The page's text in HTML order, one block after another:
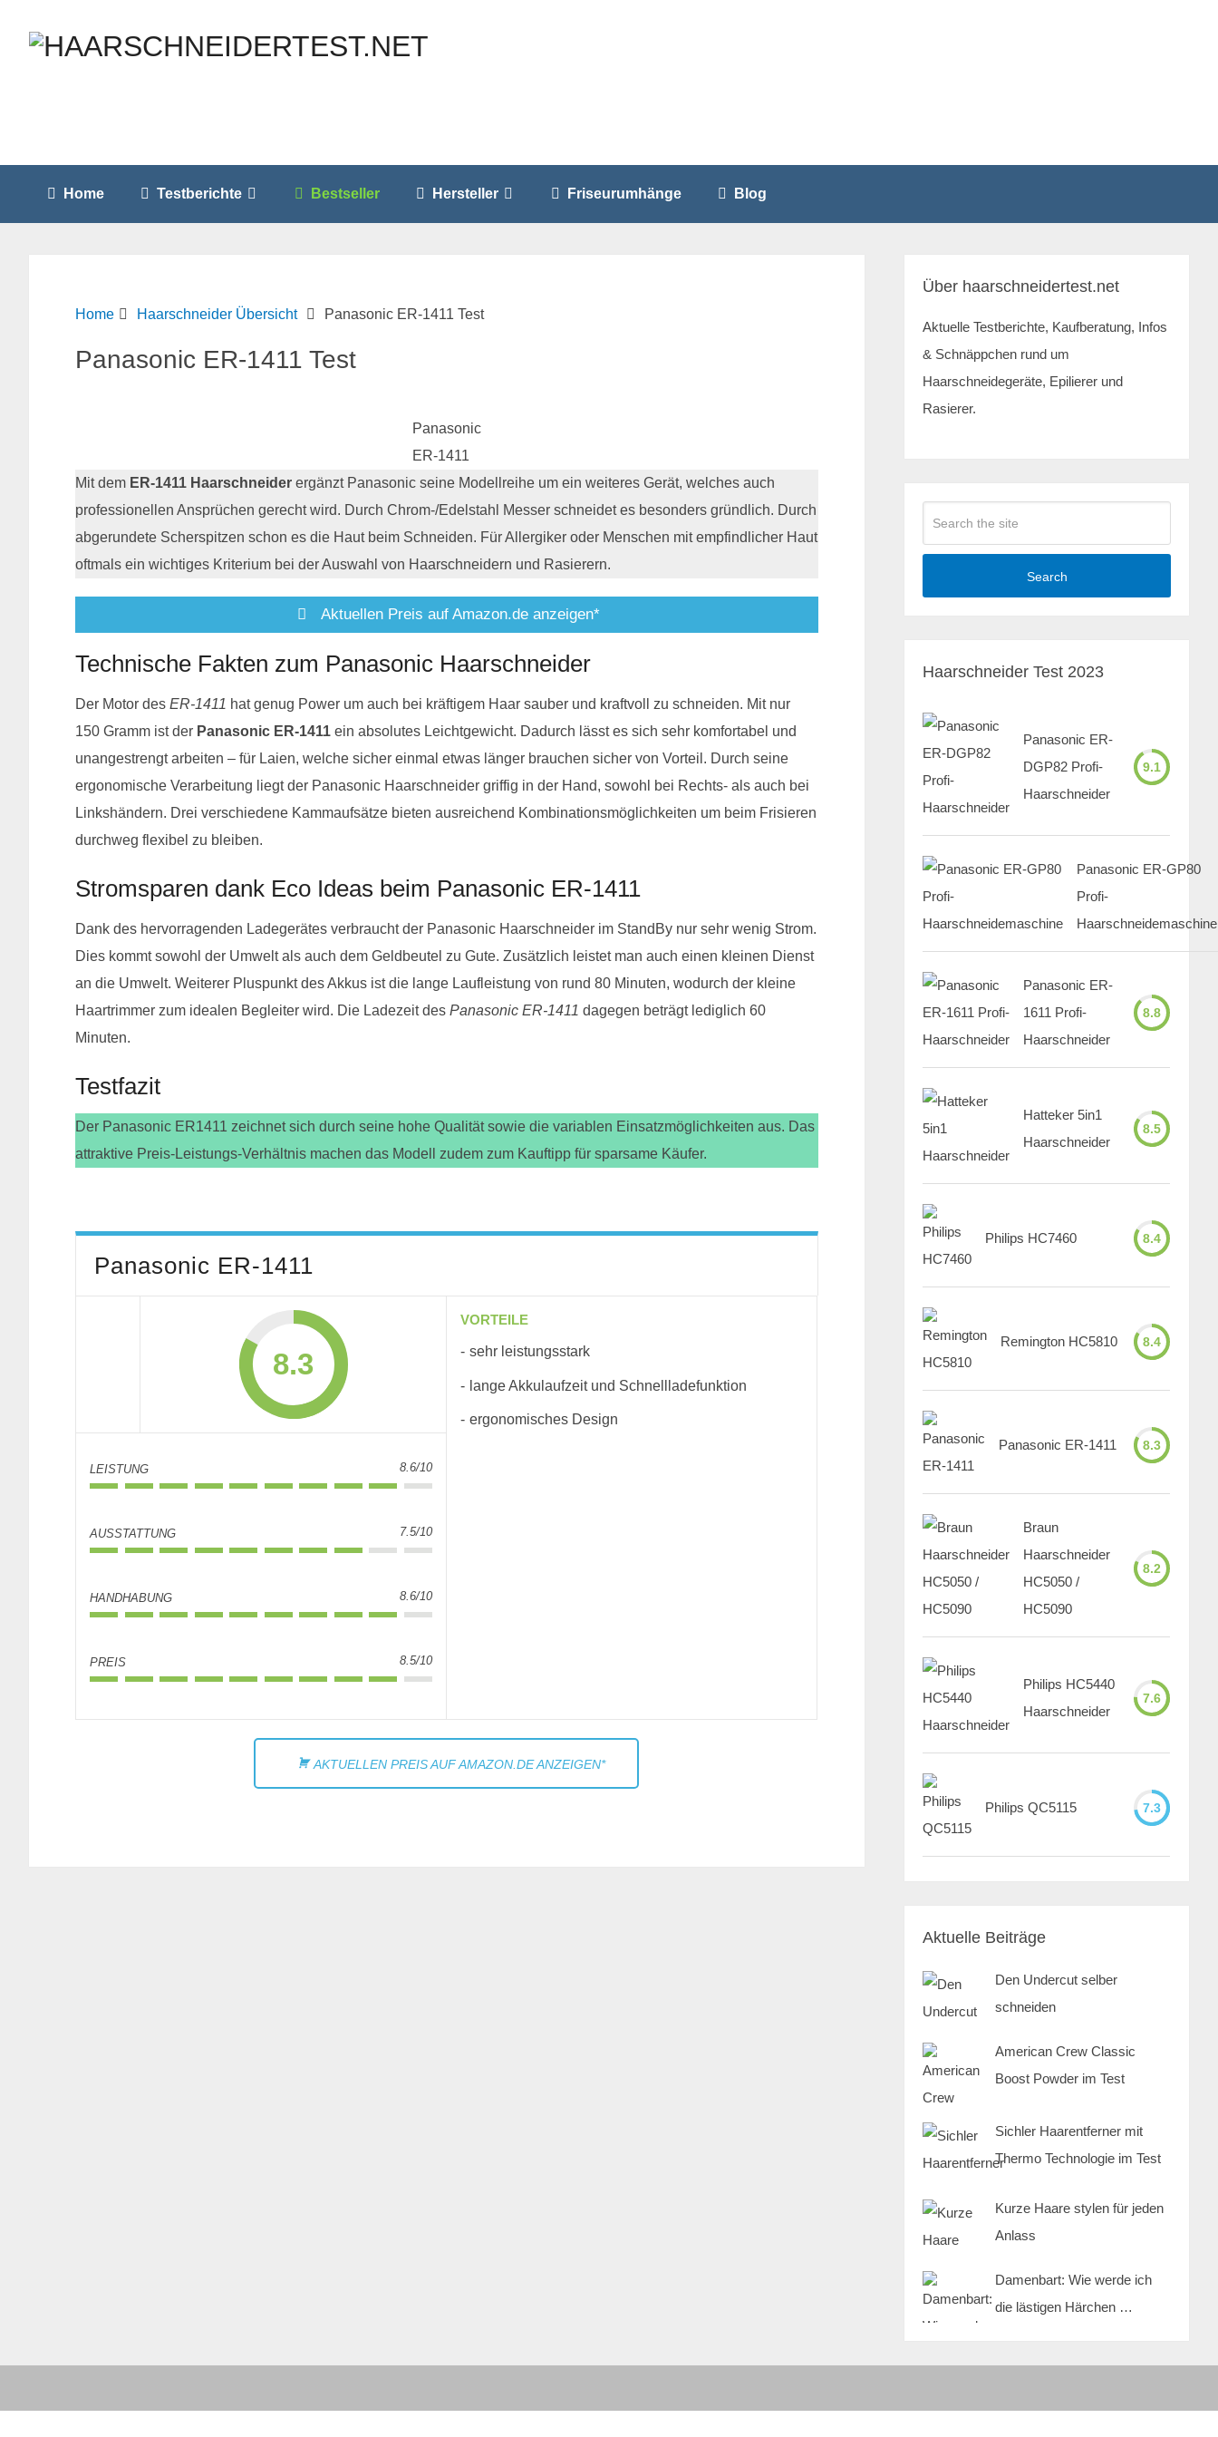
Home Testberichte Bestseller Hersteller Friseurumhänge Blog
Home Haarschneider Übersicht Panasonic ER-1411 Test
Panasonic ER-1411 Test
Panasonic
ER-1411
Mit dem ER-1411 Haarschneider ergänzt Panasonic seine Modellreihe um ein weiteres Gerät, welches auch
professionellen Ansprüchen gerecht wird. Durch Chrom-/Edelstahl Messer schneidet es besonders gründlich. Durch
abgerundete Scherspitzen schon es die Haut beim Schneiden. Für Allergiker oder Menschen mit empfindlicher Haut
oftmals ein wichtiges Kriterium bei der Auswahl von Haarschneidern und Rasierern.
Aktuellen Preis auf Amazon.de anzeigen*
Technische Fakten zum Panasonic Haarschneider
Der Motor desER-1411 hat genug Power um auch bei kräftigem Haar sauber und kraftvoll zu schneiden. Mit nur
150 Gramm ist der Panasonic ER-1411ein absolutes Leichtgewicht. Dadurch lässt es sich sehr komfortabel und
unangestrengt arbeiten – für Laien, welche sicher einmal etwas länger brauchen sicher von Vorteil. Durch seine
ergonomische Verarbeitung liegt der Panasonic Haarschneider griffig in der Hand, sowohl bei Rechts- als auch bei
Linkshändern. Drei verschiedene Kammaufsätze bieten ausreichend Kombinationsmöglichkeiten um beim Frisieren
durchweg flexibel zu bleiben.
Stromsparen dank Eco Ideas beim Panasonic ER-1411
Dank des hervorragenden Ladegerätes verbraucht der Panasonic Haarschneider im StandBy nur sehr wenig Strom.
Dies kommt sowohl der Umwelt als auch dem Geldbeutel zu Gute. Zusätzlich leistet man auch einen kleinen Dienst
an die Umwelt. Weiterer Pluspunkt des Akkus ist die lange Laufleistung von rund 80 Minuten, wodurch der kleine
Haartrimmer zum idealen Begleiter wird. Die Ladezeit desPanasonic ER-1411 dagegen beträgt lediglich 60
Minuten.
Testfazit
Der Panasonic ER1411 zeichnet sich durch seine hohe Qualität sowie die variablen Einsatzmöglichkeiten aus. Das
attraktive Preis-Leistungs-Verhältnis machen das Modell zudem zum Kauftipp für sparsame Käufer.
Panasonic ER-1411
8.3
LEISTUNG 8.6/10
AUSSTATTUNG 7.5/10
HANDHABUNG 8.6/10
PREIS 8.5/10
VORTEILE
sehr leistungsstark
lange Akkulaufzeit und Schnellladefunktion
ergonomisches Design
AKTUELLEN PREIS AUF AMAZON.DE ANZEIGEN*
Über haarschneidertest.net
Aktuelle Testberichte, Kaufberatung, Infos
& Schnäppchen rund um
Haarschneidegeräte, Epilierer und
Rasierer.
Search
Haarschneider Test 2023
Panasonic ER-
DGP82 Profi-
Haarschneider
9.1
Panasonic ER-GP80
Profi-
Haarschneidemaschine
Panasonic ER-
1611 Profi-
Haarschneider
8.8
Hatteker 5in1
Haarschneider
8.5
Philips HC7460 8.4
Remington HC5810 8.4
Panasonic ER-1411 8.3
Braun
Haarschneider
HC5050 /
HC5090
8.2
Philips HC5440
Haarschneider
7.6
Philips QC5115 7.3
Aktuelle Beiträge
Den Undercut selber
schneiden
American Crew Classic
Boost Powder im Test
Sichler Haarentferner mit
Thermo Technologie im Test
Kurze Haare stylen für jeden
Anlass
Damenbart: Wie werde ich
die lästigen Härchen …